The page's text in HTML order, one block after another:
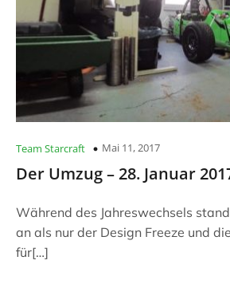
Team Starcraft Mai 11, 2017
Der Umzug – 28. Januar
Während des Jahreswechsels
an als nur der Design Freeze und
für[…]